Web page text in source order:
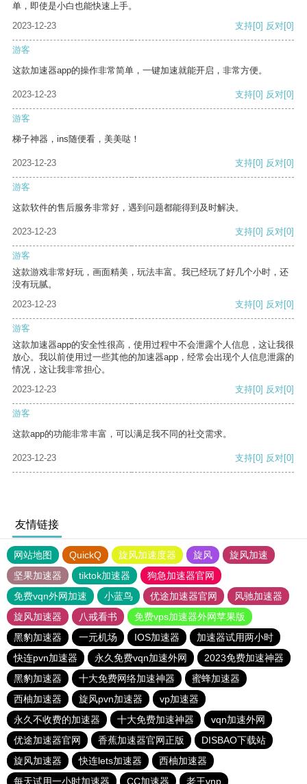
单，即使是小白也能快速上手。
2023-12-23
支持[0] 反对[0]
游客
这款加速器app的操作非常简单，一键加速就能开启，非常方便。
2023-12-23 支持[0] 反对[0]
游客
梯子神器，ins随便看，美美哒！
2023-12-23 支持[0] 反对[0]
游客
这款软件的售后服务非常好，遇到问题都能得到及时解决。
2023-12-23 支持[0] 反对[0]
游客
这款游戏非常好玩，画面精美，玩法丰富。我已经玩了好几个小时，还
没有玩腻。
2023-12-23
支持[0] 反对[0]
游客
这款加速器app的安全性很高，使用过程中不会泄露个人信息，这让我很
放心。我以前使用过一些其他的加速器app，经常会出现个人信息泄露的
情况，这让我非常担心。
2023-12-23
支持[0] 反对[0]
游客
这款app的功能非常丰富，可以满足我不同的社交需求。
2023-12-23 支持[0] 反对[0]
友情链接
网站地图 QuickQ 旋风加速度器 旋风
旋风加速
坚果加速器
tiktok加速器
狗急加速器官网
免费vqn外网加速
小蓝鸟 优途加速器官网
风驰加速器
旋风加速器
八戒看书
免费vps加速器外网苹果版
黑豹加速器
一元机场 IOS加速器
加速器试用两小时
快连pvn加速器
永久免费vqn加速外网
2023免费加速神器
黑豹加速器
十大免费网络加速神器
蜜蜂加速器
西柚加速器
旋风pvn加速器
vp加速器
永久不收费的加速器
十大免费加速神器
vqn加速外网
优途加速器官网
香蕉加速器官网正版
DISBAO下载站
旋风加速器
快连lets加速器
西柚加速器
每天试用一小时加速器
CC加速器 老王vnp